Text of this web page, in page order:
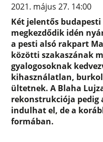
2021. május 27. 14:00
Két jelentős
megkezdődik idén
a pesti alsó rakpart
közötti szakaszának
gyalogosoknak
kihasználatlan,
ültetnek. A Blaha
rekonstrukciója pedig
indulhat el, de a
formában.